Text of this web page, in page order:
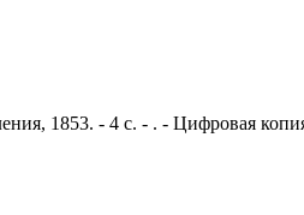
1853. - 4 с. - . - Цифровая